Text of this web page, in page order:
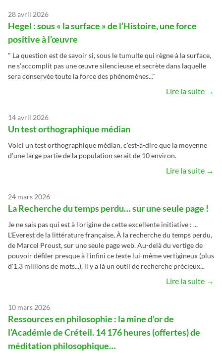
28 avril 2026
Hegel : sous « la surface » de l’Histoire, une force
positive à l’œuvre
" La question est de savoir si, sous le tumulte qui règne à la surface,
ne s’accomplit pas une œuvre silencieuse et secrète dans laquelle
sera conservée toute la force des phénomènes..."
Lire la suite →
14 avril 2026
Un test orthographique médian
Voici un test orthographique médian, c'est-à-dire que la moyenne
d'une large partie de la population serait de 10 environ.
Lire la suite →
24 mars 2026
La Recherche du temps perdu… sur une seule page !
Je ne sais pas qui est à l'origine de cette excellente initiative : ...
L'Everest de la littérature française, À la recherche du temps perdu,
de Marcel Proust, sur une seule page web. Au-delà du vertige de
pouvoir défiler presque à l'infini ce texte lui-même vertigineux (plus
d'1,3 millions de mots...), il y a là un outil de recherche précieux...
Lire la suite →
10 mars 2026
Ressources en philosophie : la mine d’or de
l’Académie de Créteil. 14 176 heures (offertes) de
méditation philosophique…